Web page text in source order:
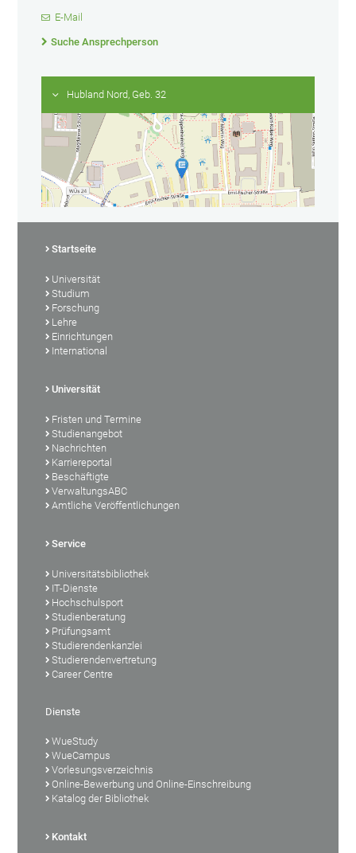
E-Mail
Suche Ansprechperson
Hubland Nord, Geb. 32
Startseite
Universität
Studium
Forschung
Lehre
Einrichtungen
International
Universität
Fristen und Termine
Studienangebot
Nachrichten
Karriereportal
Beschäftigte
VerwaltungsABC
Amtliche Veröffentlichungen
Service
Universitätsbibliothek
IT-Dienste
Hochschulsport
Studienberatung
Prüfungsamt
Studierendenkanzlei
Studierendenvertretung
Career Centre
Dienste
WueStudy
WueCampus
Vorlesungsverzeichnis
Online-Bewerbung und Online-Einschreibung
Katalog der Bibliothek
Kontakt